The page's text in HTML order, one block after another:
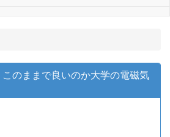
このままで良いのか大学の電磁気